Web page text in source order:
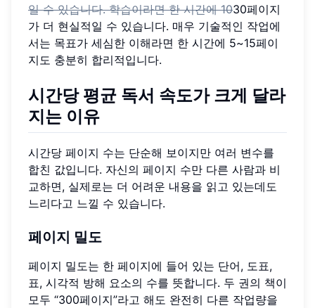
일 수 있습니다. 학습이라면 한 시간에 1030페이지
가 더 현실적일 수 있습니다. 매우 기술적인 작업에
서는 목표가 세심한 이해라면 한 시간에 5~15페이
지도 충분히 합리적입니다.
시간당 평균 독서 속도가 크게 달라
지는 이유
시간당 페이지 수는 단순해 보이지만 여러 변수를
합친 값입니다. 자신의 페이지 수만 다른 사람과 비
교하면, 실제로는 더 어려운 내용을 읽고 있는데도
느리다고 느낄 수 있습니다.
페이지 밀도
페이지 밀도는 한 페이지에 들어 있는 단어, 도표,
표, 시각적 방해 요소의 수를 뜻합니다. 두 권의 책이
모두 “300페이지”라고 해도 완전히 다른 작업량을